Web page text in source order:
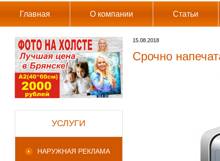
Главная О компании Статьи
УСЛУГИ
НАРУЖНАЯ РЕКЛАМА
15.08.2018
Срочно